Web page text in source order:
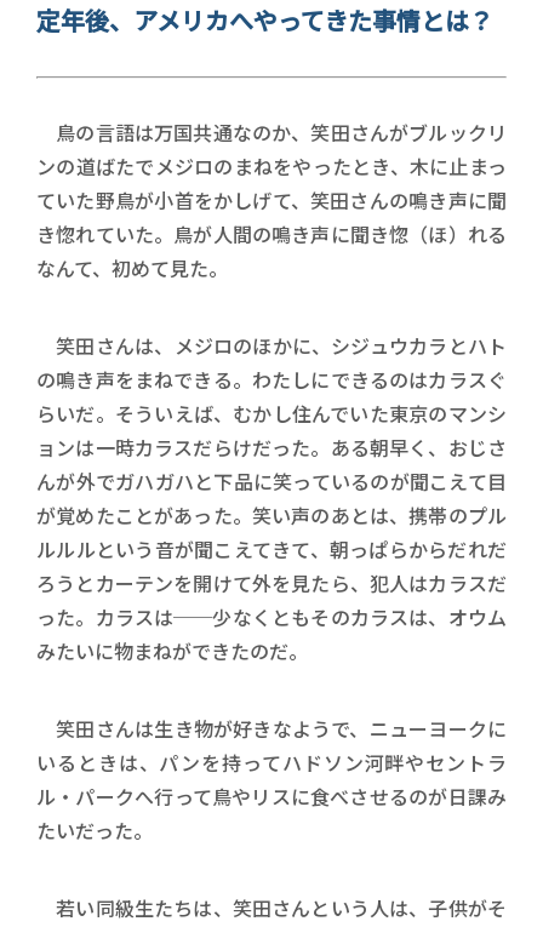
定年後、アメリカへやってきた事情とは？
鳥の言語は万国共通なのか、笑田さんがブルックリ
ンの道ばたでメジロのまねをやったとき、木に止まっ
ていた野鳥が小首をかしげて、笑田さんの鳴き声に聞
き惚れていた。鳥が人間の鳴き声に聞き惚（ほ）れる
なんて、初めて見た。
笑田さんは、メジロのほかに、シジュウカラとハト
の鳴き声をまねできる。わたしにできるのはカラスぐ
らいだ。そういえば、むかし住んでいた東京のマンシ
ョンは一時カラスだらけだった。ある朝早く、おじさ
んが外でガハガハと下品に笑っているのが聞こえて目
が覚めたことがあった。笑い声のあとは、携帯のプル
ルルルという音が聞こえてきて、朝っぱらからだれだ
ろうとカーテンを開けて外を見たら、犯人はカラスだ
った。カラスは──少なくともそのカラスは、オウム
みたいに物まねができたのだ。
笑田さんは生き物が好きなようで、ニューヨークに
いるときは、パンを持ってハドソン河畔やセントラ
ル・パークへ行って鳥やリスに食べさせるのが日課み
たいだった。
若い同級生たちは、笑田さんという人は、子供がそ